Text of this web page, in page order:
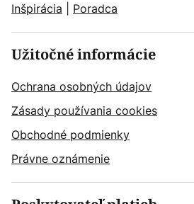
Inšpirácia
Poradca
Užitočné informácie
Ochrana osobných údajov
Zásady používania cookies
Obchodné podmienky
Právne oznámenie